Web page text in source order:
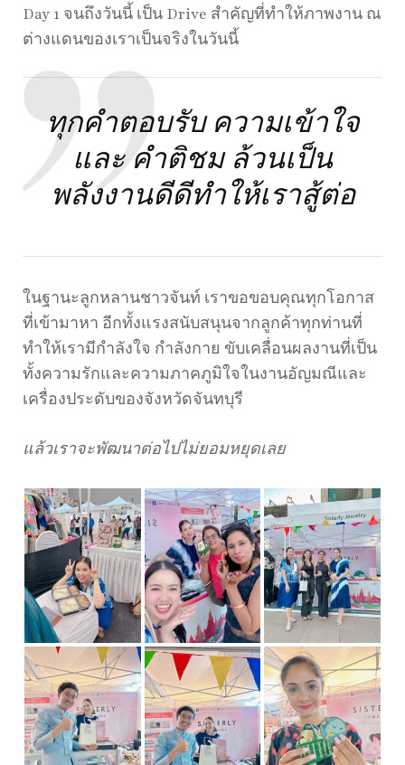
Day 1 จนถึงวันนี้ เป็น Drive สำคัญที่ทำให้ภาพงาน ณ
ต่างแดนของเราเป็นจริงในวันนี้
ทุกคำตอบรับ ความเข้าใจ
และ คำติชม ล้วนเป็น
พลังงานดีดีทำให้เราสู้ต่อ
ในฐานะลูกหลานชาวจันท์ เราขอขอบคุณทุกโอกาส
ที่เข้ามาหา อีกทั้งแรงสนับสนุนจากลูกค้าทุกท่านที่
ทำให้เรามีกำลังใจ กำลังกาย ขับเคลื่อนผลงานที่เป็น
ทั้งความรักและความภาคภูมิใจในงานอัญมณีและ
เครื่องประดับของจังหวัดจันทบุรี
แล้วเราจะพัฒนาต่อไปไม่ยอมหยุดเลย